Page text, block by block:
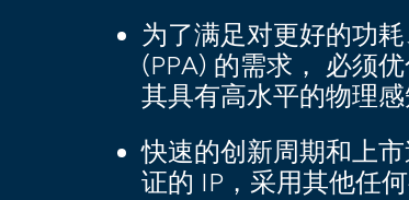
为了满足对更好的功
(PPA) 的需求， 必须
其具有高水平的物理感
快速的创新周期和上
证的 IP，采用其他任